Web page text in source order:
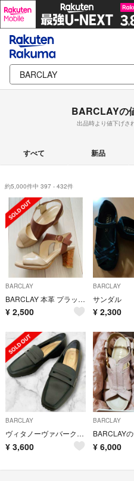
BARCLAYの
出品時より値下げさ
すべて 新品
約5,000件中 397 - 432件
BARCLAY
BARCLAY 本革 プラットフォーム サンダル 24cm 日本製 バークレー
¥ 2,500
BARCLAY
サンダル
¥ 2,300
BARCLAY
ヴィタノーヴァバークレー コインローファースリッポン ブラック黒 スクエアトゥ
¥ 3,600
BARCLAY
BARCLAY
¥ 6,000